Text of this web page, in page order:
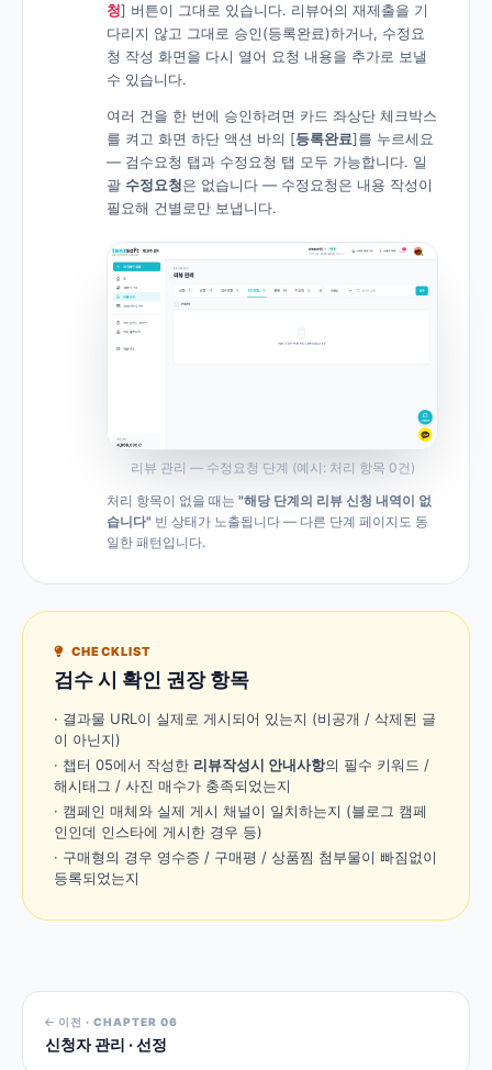
청] 버튼이 그대로 있습니다. 리뷰어의 재제출을 기
다리지 않고 그대로 승인(등록완료)하거나, 수정요
청 작성 화면을 다시 열어 요청 내용을 추가로 보낼
수 있습니다.
여러 건을 한 번에 승인하려면 카드 좌상단 체크박스
를 켜고 화면 하단 액션 바의 [등록완료]를 누르세요
— 검수요청 탭과 수정요청 탭 모두 가능합니다. 일
괄 수정요청은 없습니다 — 수정요청은 내용 작성이
필요해 건별로만 보냅니다.
리뷰 관리 — 수정요청 단계 (예시: 처리 항목 0건)
처리 항목이 없을 때는 "해당 단계의 리뷰 신청 내역이 없
습니다" 빈 상태가 노출됩니다 — 다른 단계 페이지도 동
일한 패턴입니다.
CHECKLIST
검수 시 확인 권장 항목
· 결과물 URL이 실제로 게시되어 있는지 (비공개 / 삭제된 글
이 아닌지)
· 챕터 05에서 작성한 리뷰작성시 안내사항의 필수 키워드 /
해시태그 / 사진 매수가 충족되었는지
· 캠페인 매체와 실제 게시 채널이 일치하는지 (블로그 캠페
인인데 인스타에 게시한 경우 등)
· 구매형의 경우 영수증 / 구매평 / 상품찜 첨부물이 빠짐없이
등록되었는지
이전 · CHAPTER 06
신청자 관리 · 선정